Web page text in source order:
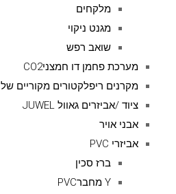
מלקחים
מגנט ניקוי
שואב רפש
מערכת פחמן דו חמצניCO2
מקרנים ריפלקטורים מקוריים של JUWEL
ציוד /אביזרים גאוול JUWEL
אבני אויר
אביזרי PVC
ברז סכין
Y מחברPVC